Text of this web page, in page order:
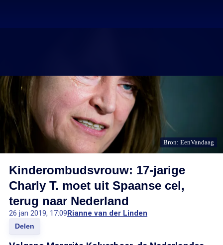
Bron: EenVandaag
Kinderombudsvrouw: 17-jarige
Charly T. moet uit Spaanse cel,
terug naar Nederland
26 jan 2019, 17:09Rianne van der Linden
Delen